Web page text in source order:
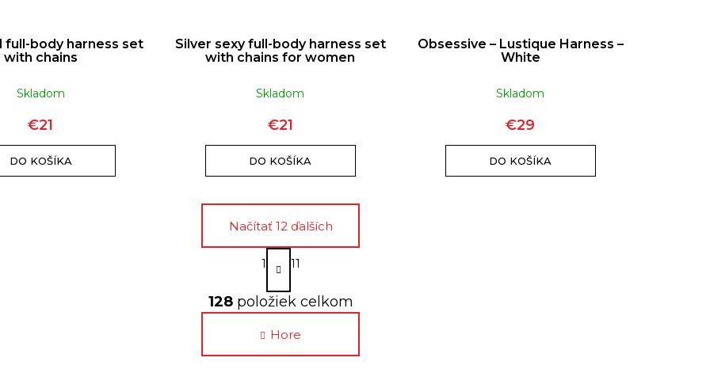
full-body harness set
with chains
Skladom
€21
DO KOŠÍKA
Silver sexy full-body harness set
with chains for women
Skladom
€21
DO KOŠÍKA
Obsessive – Lustique Harness –
White
Skladom
€29
DO KOŠÍKA
O
v
l
á
Načítať 12 ďalších
S
t
á
n
k
o
v
1 11
128položiek celkom
Hore